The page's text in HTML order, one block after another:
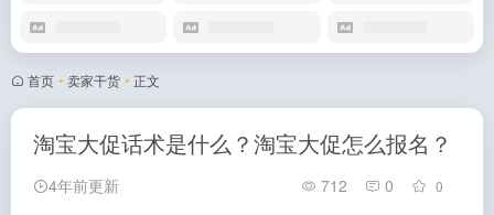
首页 • 卖家干货 • 正文
淘宝大促话术是什么？淘宝大促怎么报名？
4年前更新 712 0 0